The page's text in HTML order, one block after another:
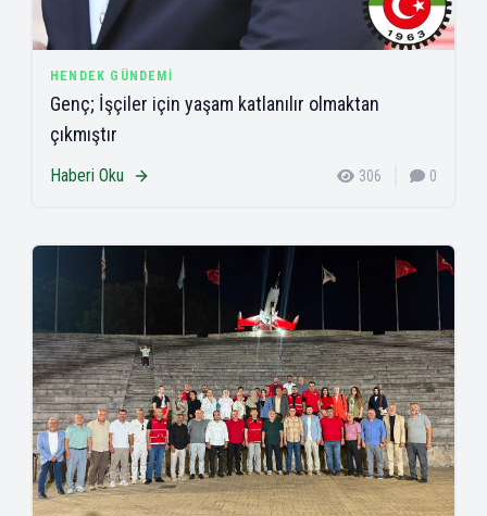
HENDEK GÜNDEMI
Genç; İşçiler için yaşam katlanılır olmaktan
çıkmıştır
Haberi Oku 306 0